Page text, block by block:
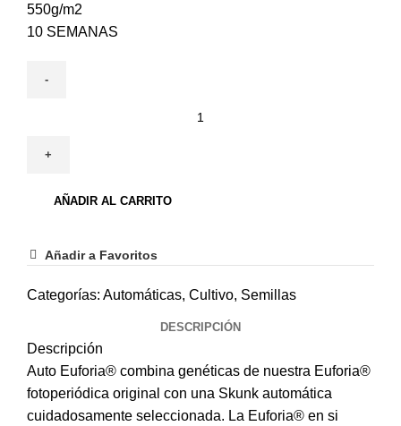
550g/m2
10 SEMANAS
AÑADIR AL CARRITO
Añadir a Favoritos
Categorías: Automáticas, Cultivo, Semillas
DESCRIPCIÓN
Descripción
Auto Euforia® combina genéticas de nuestra Euforia®
fotoperiódica original con una Skunk automática
cuidadosamente seleccionada. La Euforia® en si